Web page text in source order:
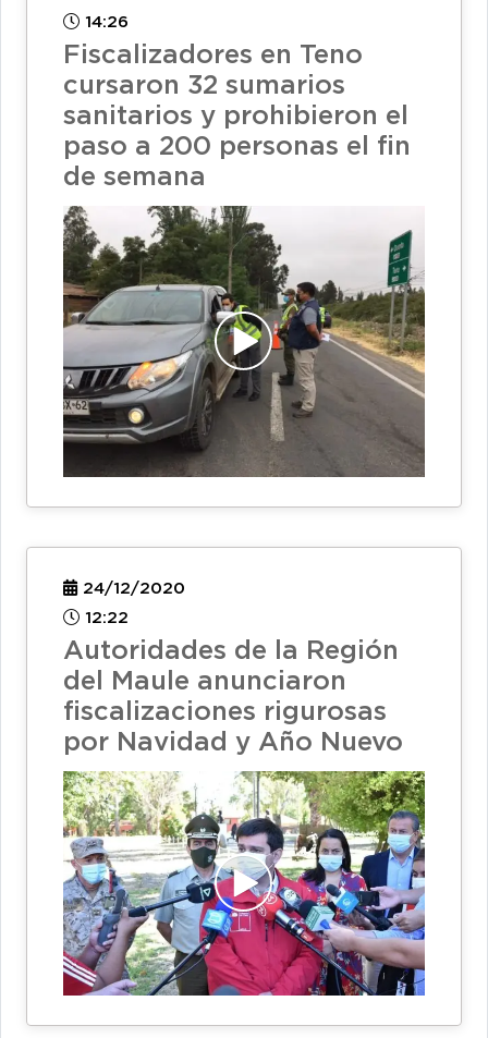
14:26
Fiscalizadores en Teno
cursaron 32 sumarios
sanitarios y prohibieron el
paso a 200 personas el fin
de semana
24/12/2020
12:22
Autoridades de la Región
del Maule anunciaron
fiscalizaciones rigurosas
por Navidad y Año Nuevo